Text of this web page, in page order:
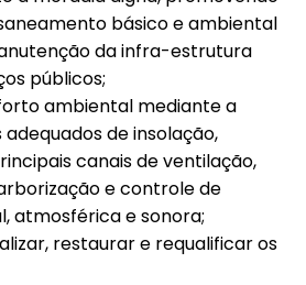
básico e ambiental
da infra-estrutura
públicos;
ambiental mediante a
de insolação,
canais de ventilação,
e controle de
atmosférica e sonora;
restaurar e requalificar os